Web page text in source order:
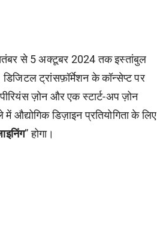
से 5 अक्टूबर 2024 तक इस्तांबुल
ट्रांसफ़ॉर्मेशन के कॉन्सेप्ट पर
ज़ोन और एक स्टार्ट-अप ज़ोन
औद्योगिक डिज़ाइन प्रतियोगिता के लिए
” होगा।